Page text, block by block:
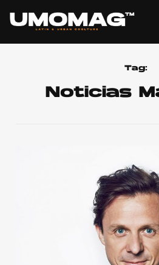
Home
Cover Story
Tag:
Noticias